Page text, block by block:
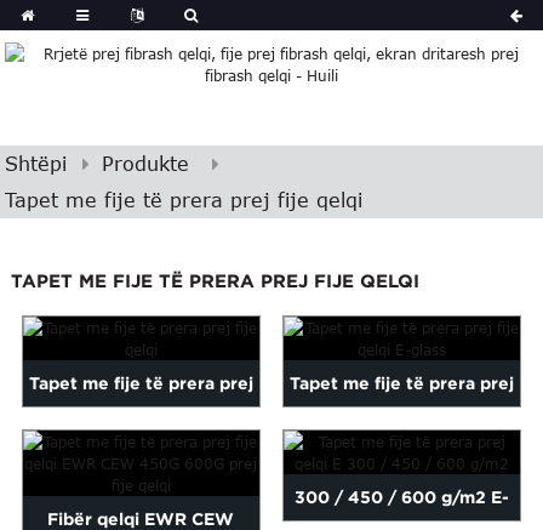
Shtëpi
Produkte
Tapet me fije të prera prej fije qelqi
TAPET ME FIJE TË PRERA PREJ FIJE QELQI
Tapet me fije të prera prej
fije qelqi
Tapet me fije të prera prej
fije qelqi E-glass
Fibër qelqi EWR CEW
300 / 450 / 600 g/m2 E-